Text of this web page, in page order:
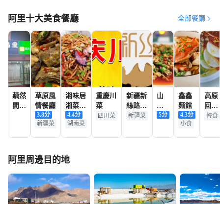
阿里十大美食餐廳 全部餐廳
藕然
間
草原風
情餐廳
3.8分
新疆菜
湘味居
湘菜館
（土林
路店）
4.4分
湖南菜
重慶川
菜
四川菜
新疆新
絲路餐
廳
新疆菜
山
城
酒
5分
鑫鑫
麵館
4.3分
小食
高原
回坊
蘭州
輕食
阿里周邊目的地